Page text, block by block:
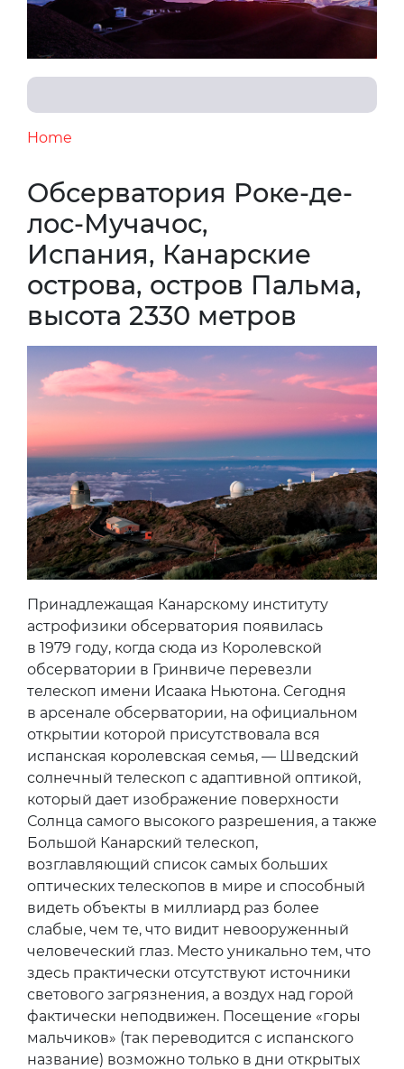
Home
Обсерватория Роке-де-
лос-Мучачос,
Испания, Канарские
острова, остров Пальма,
высота 2330 метров
Принадлежащая Канарскому институту
астрофизики обсерватория появилась
в 1979 году, когда сюда из Королевской
обсерватории в Гринвиче перевезли
телескоп имени Исаака Ньютона. Сегодня
в арсенале обсерватории, на официальном
открытии которой присутствовала вся
испанская королевская семья, — Шведский
солнечный телескоп с адаптивной оптикой,
который дает изображение поверхности
Солнца самого высокого разрешения, а также
Большой Канарский телескоп,
возглавляющий список самых больших
оптических телескопов в мире и способный
видеть объекты в миллиард раз более
слабые, чем те, что видит невооруженный
человеческий глаз. Место уникально тем, что
здесь практически отсутствуют источники
светового загрязнения, а воздух над горой
фактически неподвижен. Посещение «горы
мальчиков» (так переводится с испанского
название) возможно только в дни открытых